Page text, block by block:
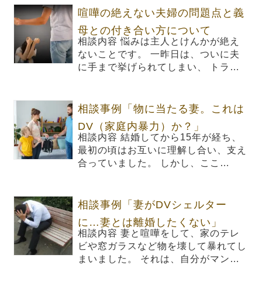
喧嘩の絶えない夫婦の問題点と義
母との付き合い方について
相談内容 悩みは主人とけんかが絶え
ないことです。 一昨日は、ついに夫
に手まで挙げられてしまい、 トラ…
相談事例「物に当たる妻。これは
DV（家庭内暴力）か？」
相談内容 結婚してから15年が経ち、
最初の頃はお互いに理解し合い、支え
合っていました。 しかし、ここ…
相談事例「妻がDVシェルター
に…妻とは離婚したくない」
相談内容 妻と喧嘩をして、家のテレ
ビや窓ガラスなど物を壊して暴れてし
まいました。 それは、自分がマン…